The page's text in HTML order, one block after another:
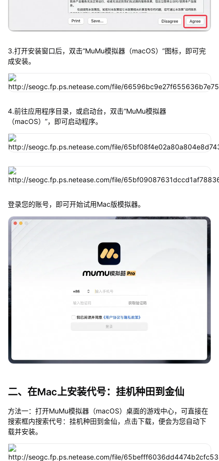
3.打开安装窗口后，双击“MuMu模拟器（macOS）”图标，即可完
成安装。
4.前往应用程序目录，或启动台，双击“MuMu模拟器
（macOS）”，即可启动程序。
登录您的账号，即可开始试用Mac版模拟器。
二、在Mac上安装代号：挂机种田到金仙
方法一：打开MuMu模拟器（macOS）桌面的游戏中心，可直接在
搜索框内搜索代号：挂机种田到金仙，点击下载，便会为您自动下
载并安装。